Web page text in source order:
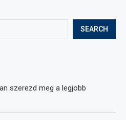
SEARCH
szerezd meg a legjobb